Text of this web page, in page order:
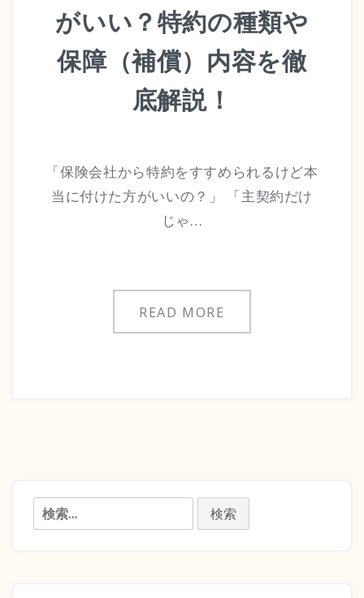
がいい？特約の種類や
保障（補償）内容を徹
底解説！
「保険会社から特約をすすめられるけど本
当に付けた方がいいの？」 「主契約だけ
じゃ…
READ MORE
検
索: